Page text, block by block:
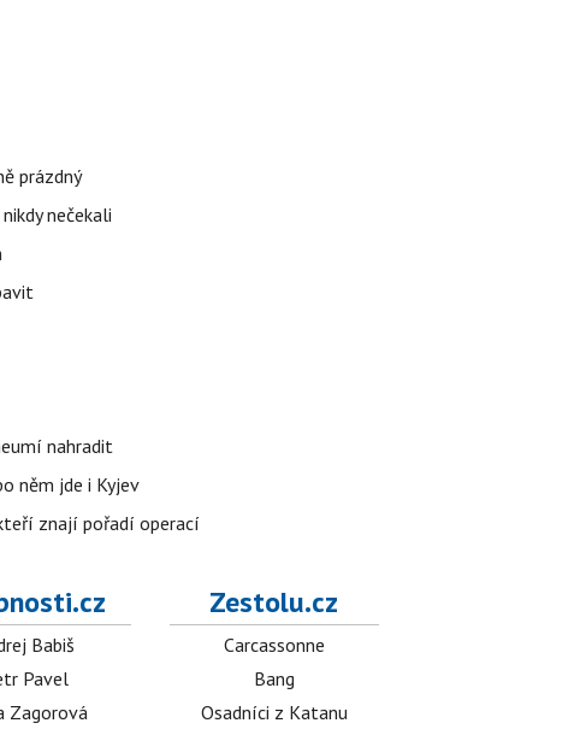
prázdný
nečekali
nahradit
něm jde i Kyjev
znají pořadí operací
Babiš
Pavel
Zagorová
Zestolu.cz
Carcassonne
Bang
Osadníci z Katanu